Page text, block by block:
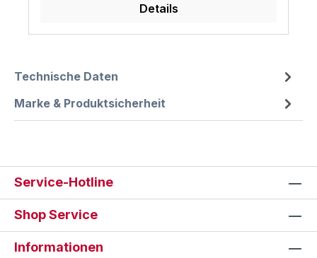
Details
Technische Daten
Marke & Produktsicherheit
Service-Hotline
Shop Service
Informationen